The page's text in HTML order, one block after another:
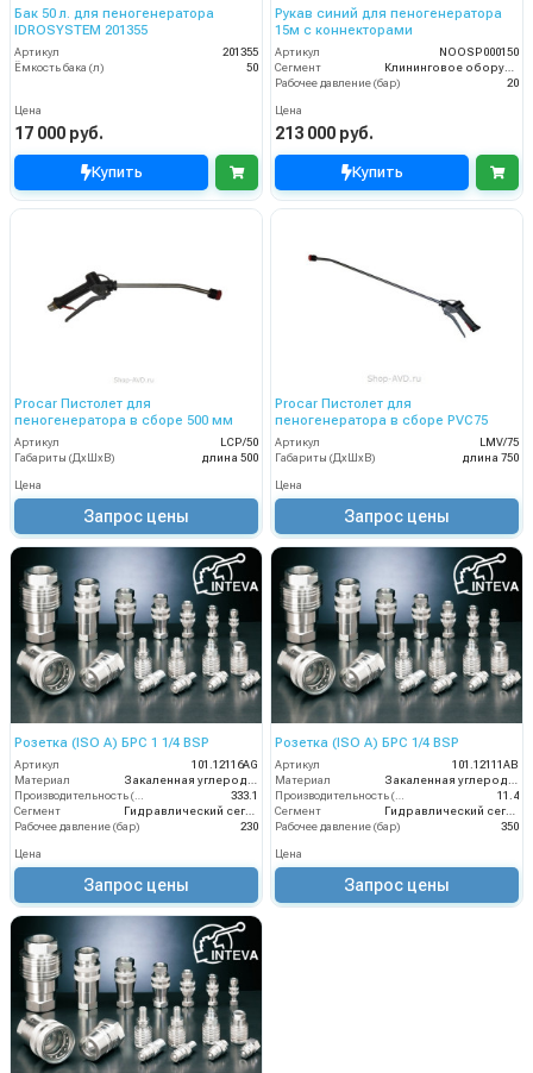
Бак 50 л. для пеногенератора
IDROSYSTEM 201355
Артикул
201355
Ёмкость бака (л)
50
Цена
17 000 руб.
Купить
Рукав синий для пеногенератора
15м с коннекторами
Артикул
NOOSP000150
Сегмент
Рабочее давление (бар)
20
Цена
213 000 руб.
Купить
Procar Пистолет для
пеногенератора в сборе 500 мм
Артикул
LCP/50
Габариты (ДхШхВ)
длина 500
Цена
Запрос цены
Procar Пистолет для
пеногенератора в сборе PVC75
Артикул
LMV/75
Габариты (ДхШхВ)
длина 750
Цена
Запрос цены
Розетка (ISO A) БРС 1 1/4 BSP
Артикул
101.12116AG
Материал
Закаленная углеродистая сталь с цинковым покрытием
Производительность (л/мин)
333.1
Сегмент
Гидравлический сегмент
Рабочее давление (бар)
230
Цена
Запрос цены
Розетка (ISO A) БРС 1/4 BSP
Артикул
101.12111AB
Материал
Закаленная углеродистая сталь с цинковым покрытием
Производительность (л/мин)
11.4
Сегмент
Гидравлический сегмент
Рабочее давление (бар)
350
Цена
Запрос цены